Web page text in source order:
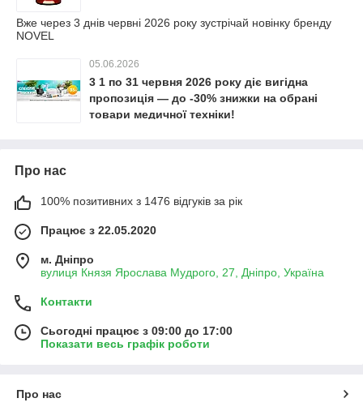
Вже через 3 днів червні 2026 року зустрічай новінку бренду
NOVEL
05.06.2026
3 1 по 31 червня 2026 року діє вигідна
пропозиція — до -30% знижки на обрані
товари медичної техніки!
Про нас
100% позитивних з 1476 відгуків за рік
Працює з 22.05.2020
м. Дніпро
вулиця Князя Ярослава Мудрого, 27, Дніпро, Україна
Контакти
Сьогодні працює з 09:00 до 17:00
Показати весь графік роботи
Про нас